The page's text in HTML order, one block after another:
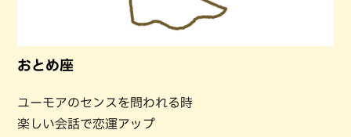
おとめ座
ユーモアのセンスを問われる時
楽しい会話で恋運アップ